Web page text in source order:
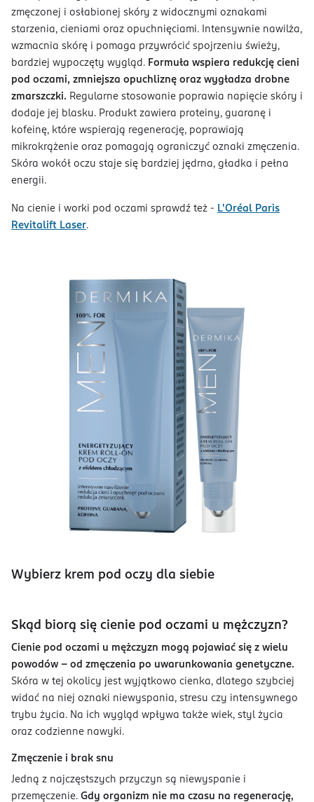
zmęczonej i osłabionej skóry z widocznymi oznakami
starzenia, cieniami oraz opuchnięciami. Intensywnie nawilża,
wzmacnia skórę i pomaga przywrócić spojrzeniu świeży,
bardziej wypoczęty wygląd. Formuła wspiera redukcję cieni
pod oczami, zmniejsza opuchliznę oraz wygładza drobne
zmarszczki. Regularne stosowanie poprawia napięcie skóry i
dodaje jej blasku. Produkt zawiera proteiny, guaranę i
kofeinę, które wspierają regenerację, poprawiają
mikrokrążenie oraz pomagają ograniczyć oznaki zmęczenia.
Skóra wokół oczu staje się bardziej jędrna, gładka i pełna
energii.
Na cienie i worki pod oczami sprawdź też - L'Oréal Paris
Revitalift Laser.
Wybierz krem pod oczy dla siebie
Skąd biorą się cienie pod oczami u mężczyzn?
Cienie pod oczami u mężczyzn mogą pojawiać się z wielu
powodów – od zmęczenia po uwarunkowania genetyczne.
Skóra w tej okolicy jest wyjątkowo cienka, dlatego szybciej
widać na niej oznaki niewyspania, stresu czy intensywnego
trybu życia. Na ich wygląd wpływa także wiek, styl życia
oraz codzienne nawyki.
Zmęczenie i brak snu
Jedną z najczęstszych przyczyn są niewyspanie i
przemęczenie. Gdy organizm nie ma czasu na regenerację,